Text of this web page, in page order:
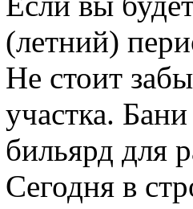
(летний)
Не стоит
участка.
бильярд для
Сегодня в